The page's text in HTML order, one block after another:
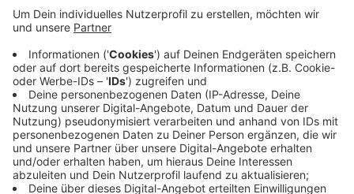
Jetzt sitzt der mutmassliche Täter in
Untersuchungshaft. Die Staatsanwaltschaft ermittelt
unter anderem wegen versuchten Totschlags. Der
Beschuldgte ist wohnungslos. Er soll nach einem
Streit eine Gruppe verfolgt haben, in der sich auch das
Opfer befand. Er soll auf den 17-jährigen eingestochen
haben als dieser stürzte und am Boden lag. Der
Beschuldigte gibt an in Notwehr gehandelt zu haben.